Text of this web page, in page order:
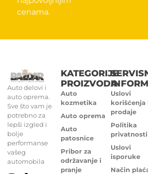
cenama.
Auto delovi i
auto oprema.
Sve što vam je
potrebno za
lepši izgled i
bolje
performanse
vašeg
automobila
KATEGORIJE
PROIZVODA
Auto
kozmetika
Auto oprema
Auto
patosnice
Pribor za
održavanje i
pranje
Uslovi
korišćenja
prodaje
Politika
privatnosti
Uslovi
isporuke
Način